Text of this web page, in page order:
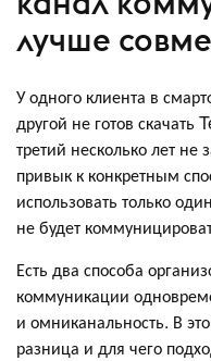
лучше
У одного клиента в
другой не готов скачать
третий несколько лет
привык к конкретным
использовать только
не будет
Есть два способа
коммуникации
и омниканальность. В
разница и для чего